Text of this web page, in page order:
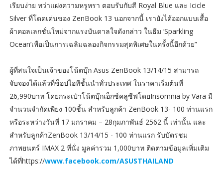
เรียบง่าย ทว่าแฝงความหรูหรา ตอบรับกับสี Royal Blue และ Icicle
Silver ที่โดดเด่นของ ZenBook 13 นอกจากนี้ เรายังได้ออกแบบเสื้อ
ผ้าคอลเลกชั่นใหม่จากแรงบันดาลใจดังกล่าว ในธีม ‘Sparkling
Ocean’เพื่อเป็นการเฉลิมฉลองกิจกรรมสุดพิเศษในครั้งนี้อีกด้วย”
ผู้ที่สนใจเป็นเจ้าของโน้ตบุ๊ก Asus ZenBook 13/14/15 สามารถ
จับจองได้แล้วที่ช็อปไอทีชั้นนำทั่วประเทศ ในราคาเริ่มต้นที่
26,990บาท โดยกระเป๋าโน้ตบุ๊กเอ็กซ์คลูซีฟโดยInsomnia by Vara มี
จำนวนจำกัดเพียง 100ชิ้น สำหรับลูกค้า ZenBook 13- 100 ท่านแรก
หรือระหว่างวันที่ 17 มกราคม – 28กุมภาพันธ์ 2562 นี้ เท่านั้น และ
สำหรับลูกค้าZenBook 13/14/15 - 100 ท่านแรก รับบัตรชม
ภาพยนตร์ IMAX 2 ที่นั่ง มูลค่ารวม 1,000บาท ติดตามข้อมูลเพิ่มเติม
ได้ที่https://www.facebook.com/ASUSTHAILAND